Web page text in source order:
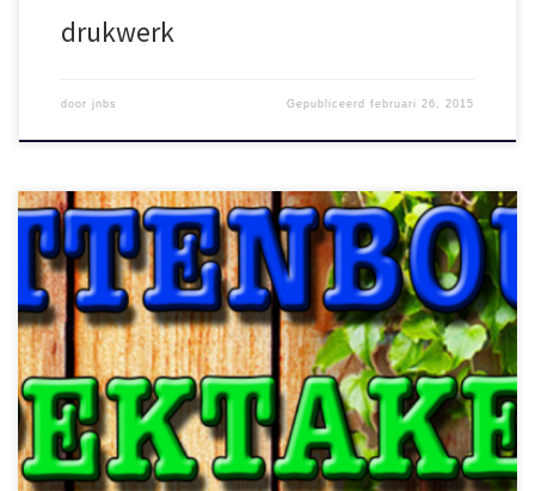
drukwerk
door jnbs Gepubliceerdfebruari 26, 2015
Op zaterdag 25 en zondag 26 april 2015 gaat het gebeuren: het
eerste grandioze Huttenbouwspektakel van Jong Nederland
Budel-Schoot! Bouw samen met je vrienden een super gave hut
waar je ’s nachts in kan blijven slapen! En dat niet alleen, want op
dit spektakel kun je ook nog genieten van […]